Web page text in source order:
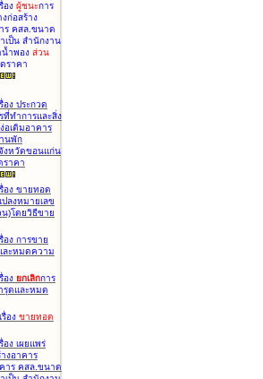
อง ผู้ชนะการ
ก่อสร้าง
ร คสล.ขนาด
เป็น สำนักงาน
ำพอง ส่วน
ราคา
อง ประกวด
ที่ทำการและสิ่ง
อเติมอาคาร
นพัก
งหวัดขอนแก่น
ราคา
อง ขายทอด
ลงหมายเลข
น)โดยวิธีขาย
อง การขาย
ะหมดความ
อง ยกเลิกการ
ดและหมด
อง ขายทอด
อง เผยแพร่
งอาคาร
าร คสล.ขนาด